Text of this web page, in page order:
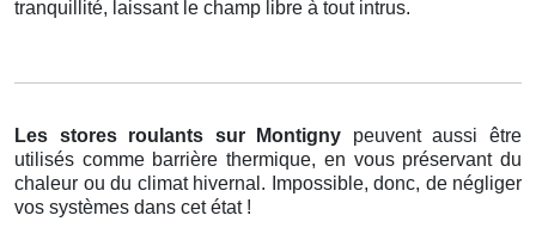
tranquillité, laissant le champ libre à tout intrus.
Les stores roulants sur Montigny peuvent aussi être
utilisés comme barrière thermique, en vous préservant du
chaleur ou du climat hivernal. Impossible, donc, de négliger
vos systèmes dans cet état !